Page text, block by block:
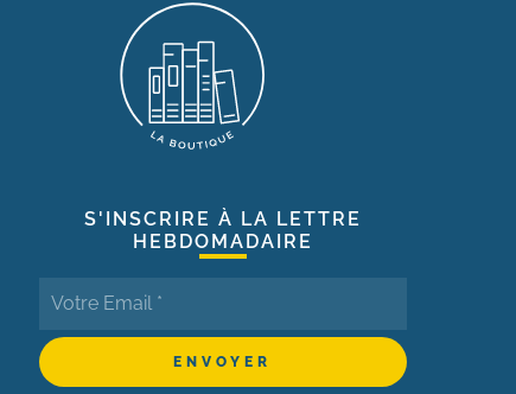
S'INSCRIRE À LA LETTRE
HEBDOMADAIRE